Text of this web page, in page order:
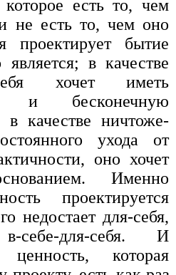
есть то, чем
не есть то, чем оно
проектирует бытие
в качестве
хочет иметь
и бесконечную
в качестве ничтоже-
ухода от
оно хочет
Именно
проектируется
недостает для-себя,
себе-для-себя. И
ценность, которая